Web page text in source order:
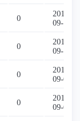
0
2019-
09-17
0
2019-
09-16
0
2019-
09-04
0
2019-
09-04